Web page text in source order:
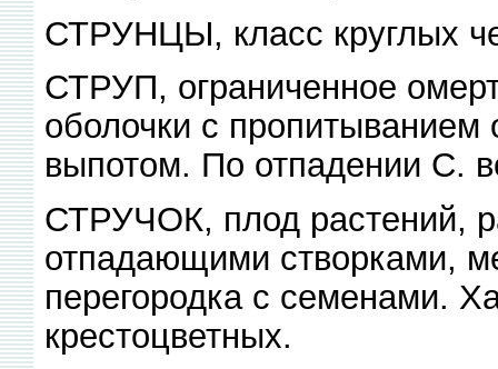
СТРУНЦЫ, класс круглых
СТРУП, ограниченное
оболочки с
выпотом. По отпадении С.
СТРУЧОК, плод растений,
отпадающими створками,
перегородка с семенами.
крестоцветных.